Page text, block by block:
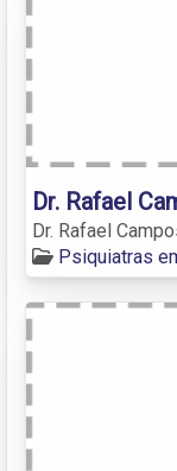
Dr. Rafael
Dr. Rafael
Psiquiatras